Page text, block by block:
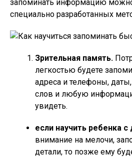
запоминать информацию
специально разработанных
Зрительная память.
легкостью будете
адреса и телефоны, даты,
слов и любую
увидеть.
если научить ребенка с
внимание на мелочи,
детали, то позже ему